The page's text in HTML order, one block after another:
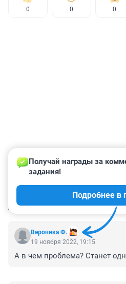
0 0 0
КОММЕНТАРИИ 8
Вероника Ф.
Получай награды за
задания!
Подробнее в
19 ноября 2022, 19:15
А в чем проблема? Станет